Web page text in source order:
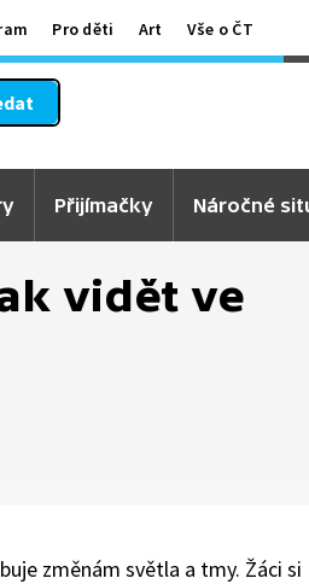
Pro děti Art Vše o ČT
Přijímačky Náročné
vidět ve
změnám světla a tmy. Žáci si